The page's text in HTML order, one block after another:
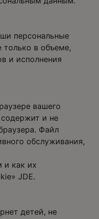
персональные
в объеме,
и исполнения
вашего
и не
Файл
обслуживания,
и как их
JDE.
детей, не